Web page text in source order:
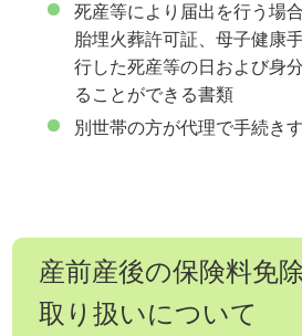
死産等により届出を行う場
胎埋火葬許可証、母子健康
行した死産等の日および身
ることができる書類
別世帯の方が代理で手続き
産前産後の保険料免
取り扱いについて